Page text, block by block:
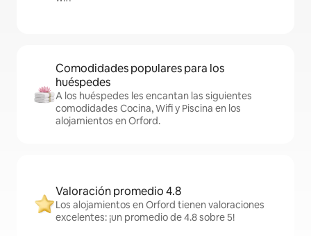
Comodidades populares para los
huéspedes
A los huéspedes les encantan las siguientes
comodidades Cocina, Wifi y Piscina en los
alojamientos en Orford.
Valoración promedio 4.8
Los alojamientos en Orford tienen valoraciones
excelentes: ¡un promedio de 4.8 sobre 5!